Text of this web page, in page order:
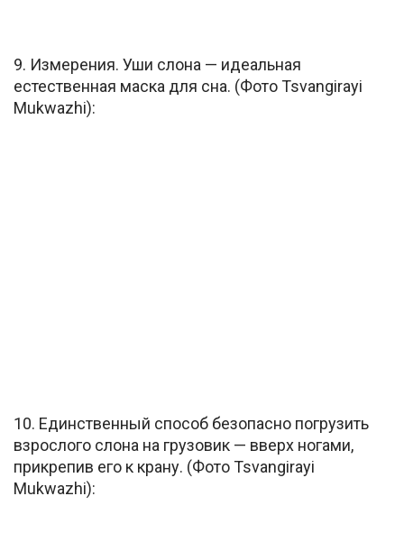
9. Измерения. Уши слона — идеальная
естественная маска для сна. (Фото Tsvangirayi
Mukwazhi):
10. Единственный способ безопасно погрузить
взрослого слона на грузовик — вверх ногами,
прикрепив его к крану. (Фото Tsvangirayi
Mukwazhi):